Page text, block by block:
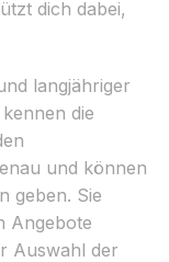
dich dabei,
langjähriger
die
und können
geben. Sie
Angebote
Auswahl der